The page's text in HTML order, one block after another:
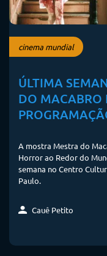
cinema mundial
ÚLTIMA
DO MACABRO
A mostra Mestra do
Horror ao Redor do
semana no Centro
Paulo.
Cauê Petito